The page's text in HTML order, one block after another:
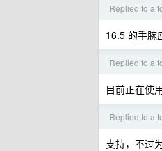
Replied to a
16.5 的手腕
Replied to a
目前正在使
Replied to a
支持，不过